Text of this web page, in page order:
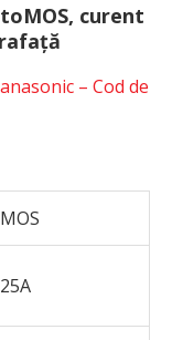
curent
– Cod de